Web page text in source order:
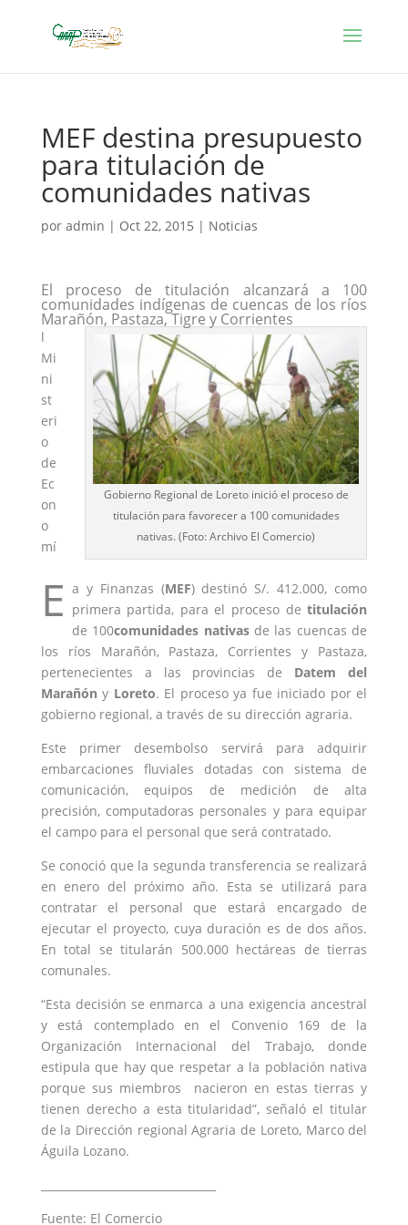
MEF destina presupuesto
para titulación de
comunidades nativas
por admin | Oct 22, 2015 | Noticias
El proceso de titulación alcanzará a 100
comunidades indígenas de cuencas de los ríos
Marañón, Pastaza, Tigre y Corrientes
Gobierno Regional de Loreto inició el proceso de
titulación para favorecer a 100 comunidades
nativas. (Foto: Archivo El Comercio)
E
l
Mi
ni
st
eri
o
de
Ec
on
o
mí
a y Finanzas (MEF) destinó S/. 412.000, como
primera partida, para el proceso detitulación
de 100comunidades nativasde las cuencas de
los ríos Marañón, Pastaza, Corrientes y Pastaza,
pertenecientes a las provincias de Datem del
Marañón y Loreto. El proceso ya fue iniciado por el
gobierno regional, a través de su dirección agraria.
Este primer desembolso servirá para adquirir
embarcaciones fluviales dotadas con sistema de
comunicación, equipos de medición de alta
precisión, computadoras personales y para equipar
el campo para el personal que será contratado.
Se conoció que la segunda transferencia se realizará
en enero del próximo año. Esta se utilizará para
contratar el personal que estará encargado de
ejecutar el proyecto, cuya duración es de dos años.
En total se titularán 500.000 hectáreas de tierras
comunales.
“Esta decisión se enmarca a una exigencia ancestral
y está contemplado en el Convenio 169 de la
Organización Internacional del Trabajo, donde
estipula que hay que respetar a la población nativa
porque sus miembros nacieron en estas tierras y
tienen derecho a esta titularidad”, señaló el titular
de la Dirección regional Agraria de Loreto, Marco del
Águila Lozano.
Fuente: El Comercio